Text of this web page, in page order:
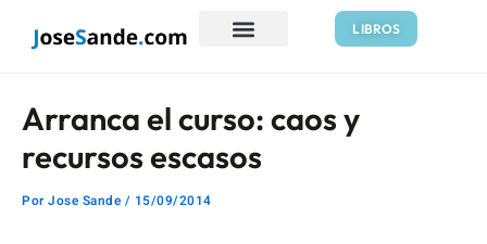
LIBROS
Arranca el curso: caos y
recursos escasos
Por Jose Sande / 15/09/2014
de